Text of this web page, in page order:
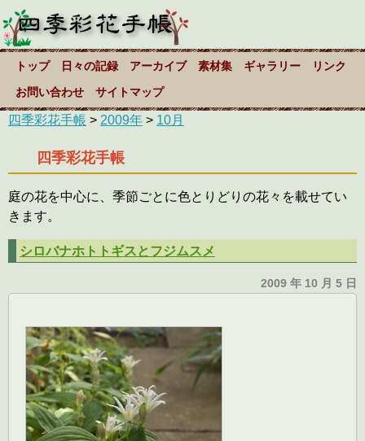
トップ 日々の記録 アーカイブ 素材集 ギャラリー リンク
お問い合わせ サイトマップ
四季彩花手帳 > 2009年 > 10月
四季彩花手帳
庭の花を中心に、季節ごとに色とりどりの花々を載せてい
きます。
シロバナホトトギスとフジムスメ
2009 年 10 月 5 日